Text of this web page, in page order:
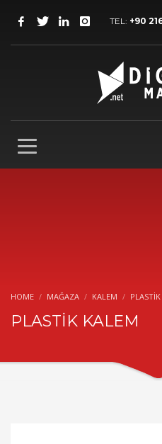
TEL: +90
HOME MAĞAZA KALEM
PLASTİK KALEM